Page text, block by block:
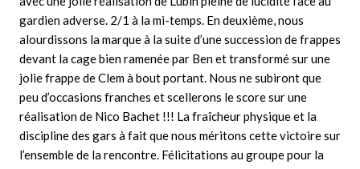
gardien adverse. 2/1 à la mi-temps. En deuxième, nous
alourdissons la marque à la suite d’une succession de frappes
devant la cage bien ramenée par Ben et transformé sur une
jolie frappe de Clem à bout portant. Nous ne subiront que
peu d’occasions franches et scellerons le score sur une
réalisation de Nico Bachet !!! La fraîcheur physique et la
discipline des gars à fait que nous méritons cette victoire sur
l’ensemble de la rencontre. Félicitations au groupe pour la